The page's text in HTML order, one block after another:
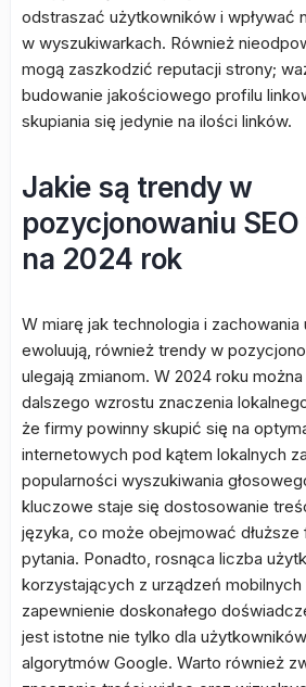
odstraszać użytkowników i wpływać
w wyszukiwarkach. Również
mogą zaszkodzić reputacji strony;
budowanie jakościowego profilu
skupiania się jedynie na ilości linków.
Jakie są trendy w
pozycjonowaniu
na 2024 rok
W miarę jak technologia i
ewoluują, również trendy w
ulegają zmianom. W 2024 roku
dalszego wzrostu znaczenia
że firmy powinny skupić się na
internetowych pod kątem lokalnych
popularności wyszukiwania
kluczowe staje się dostosowanie
języka, co może obejmować
pytania. Ponadto, rosnąca liczba
korzystających z urządzeń
zapewnienie doskonałego
jest istotne nie tylko dla
algorytmów Google. Warto również